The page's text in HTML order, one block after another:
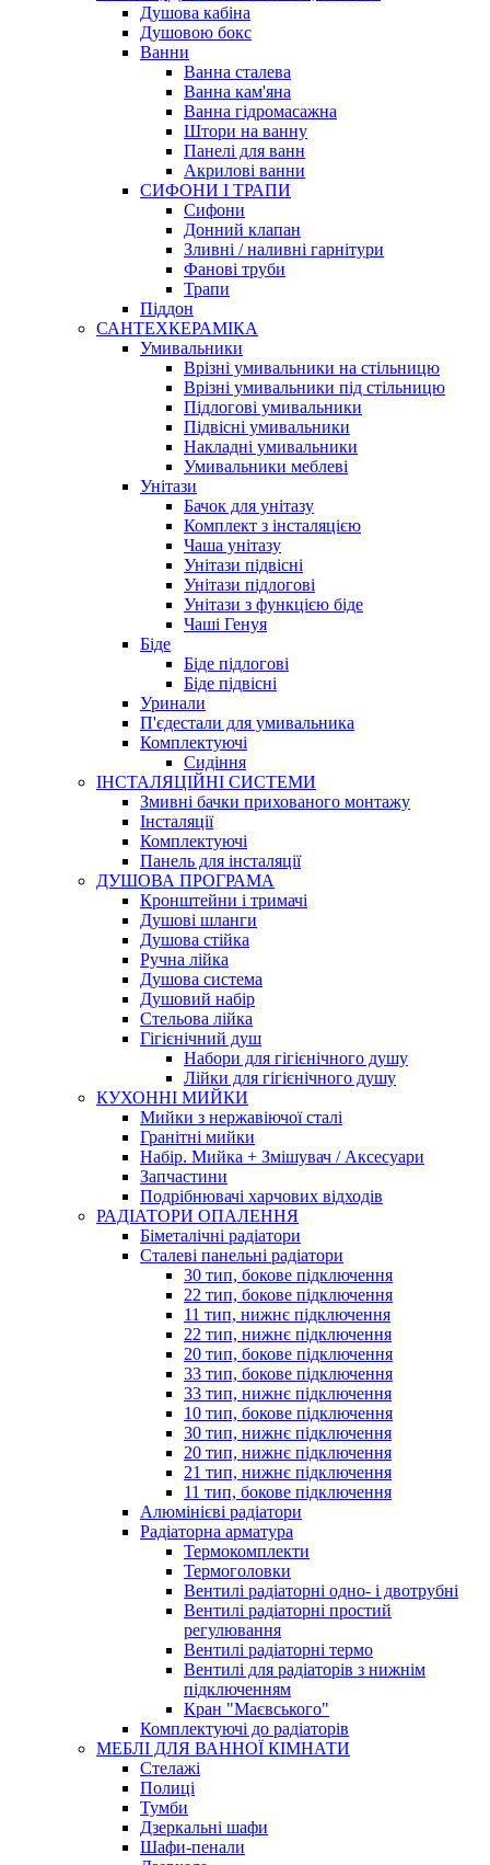
Душова кабіна
Душовою бокс
Ванни
Ванна сталева
Ванна кам'яна
Ванна гідромасажна
Штори на ванну
Панелі для ванн
Акрилові ванни
СИФОНИ І ТРАПИ
Сифони
Донний клапан
Зливні / наливні гарнітури
Фанові труби
Трапи
Піддон
САНТЕХКЕРАМІКА
Умивальники
Врізні умивальники на стільницю
Врізні умивальники під стільницю
Підлогові умивальники
Підвісні умивальники
Накладні умивальники
Умивальники меблеві
Унітази
Бачок для унітазу
Комплект з інсталяцією
Чаша унітазу
Унітази підвісні
Унітази підлогові
Унітази з функцією біде
Чаші Генуя
Біде
Біде підлогові
Біде підвісні
Уринали
П'єдестали для умивальника
Комплектуючі
Сидіння
ІНСТАЛЯЦІЙНІ СИСТЕМИ
Змивні бачки прихованого монтажу
Інсталяції
Комплектуючі
Панель для інсталяції
ДУШОВА ПРОГРАМА
Кронштейни і тримачі
Душові шланги
Душова стійка
Ручна лійка
Душова система
Душовий набір
Стельова лійка
Гігієнічний душ
Набори для гігієнічного душу
Лійки для гігієнічного душу
КУХОННІ МИЙКИ
Мийки з нержавіючої сталі
Гранітні мийки
Набір. Мийка + Змішувач / Аксесуари
Запчастини
Подрібнювачі харчових відходів
РАДІАТОРИ ОПАЛЕННЯ
Біметалічні радіатори
Сталеві панельні радіатори
30 тип, бокове підключення
22 тип, бокове підключення
11 тип, нижнє підключення
22 тип, нижнє підключення
20 тип, бокове підключення
33 тип, бокове підключення
33 тип, нижнє підключення
10 тип, бокове підключення
30 тип, нижнє підключення
20 тип, нижнє підключення
21 тип, нижнє підключення
11 тип, бокове підключення
Алюмінієві радіатори
Радіаторна арматура
Термокомплекти
Термоголовки
Вентилі радіаторні одно- і двотрубні
Вентилі радіаторні простий
регулювання
Вентилі радіаторні термо
Вентилі для радіаторів з нижнім
підключенням
Кран "Маєвського"
Комплектуючі до радіаторів
МЕБЛІ ДЛЯ ВАННОЇ КІМНАТИ
Стелажі
Полиці
Тумби
Дзеркальні шафи
Шафи-пенали